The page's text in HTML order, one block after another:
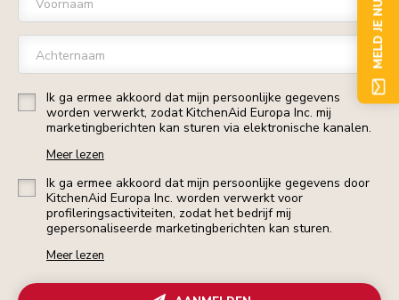
Voornaam
Achternaam
Ik ga ermee akkoord dat mijn persoonlijke gegevens
worden verwerkt, zodat KitchenAid Europa Inc. mij
marketingberichten kan sturen via elektronische kanalen.
Meer lezen
Ik ga ermee akkoord dat mijn persoonlijke gegevens door
KitchenAid Europa Inc. worden verwerkt voor
profileringsactiviteiten, zodat het bedrijf mij
gepersonaliseerde marketingberichten kan sturen.
Meer lezen